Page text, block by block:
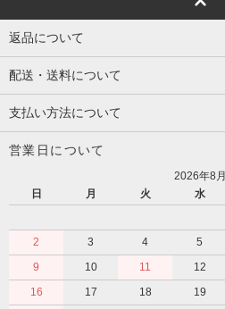
返品について
配送・送料について
支払い方法について
営業日について
2026年8月
日
月 火 水
2
3 4 5
9
10 11 12
16
17 18 19